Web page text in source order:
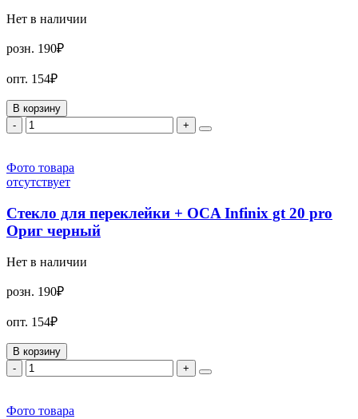
Нет в наличии
розн. 190₽
опт. 154₽
В корзину
-
+
Фото товара
отсутствует
Стекло для переклейки + OCA Infinix gt 20 pro
Ориг черный
Нет в наличии
розн. 190₽
опт. 154₽
В корзину
-
+
Фото товара